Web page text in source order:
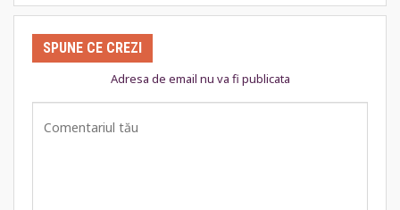
SPUNE CE CREZI
Adresa de email nu va fi publicata